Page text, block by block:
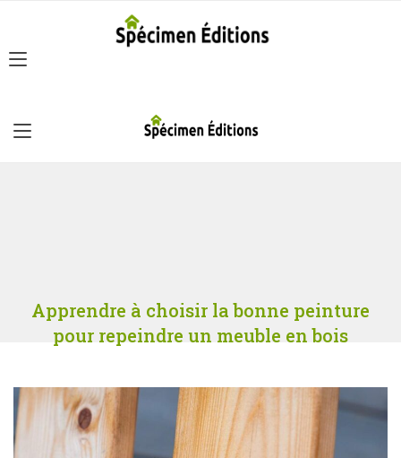
Apprendre à choisir la bonne peinture
pour repeindre un meuble en bois